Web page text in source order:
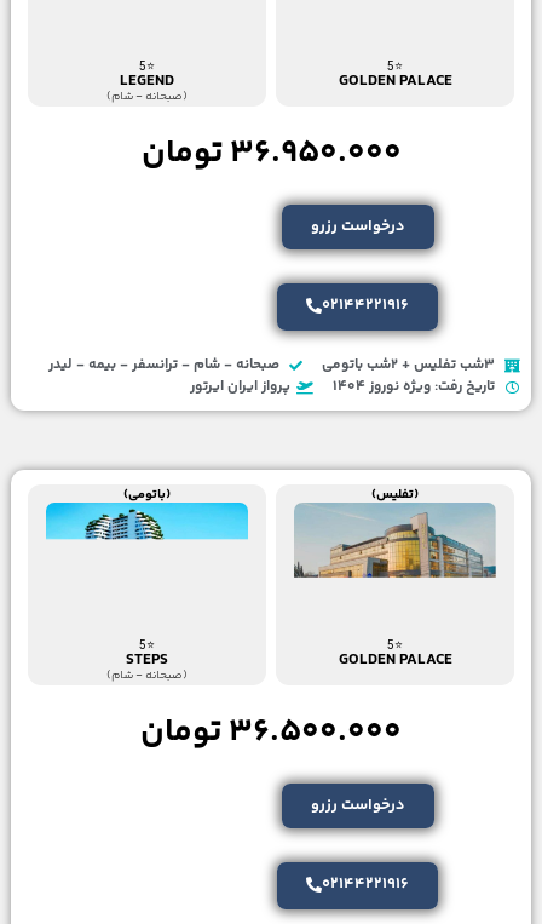
⭐5
GOLDEN PALACE
⭐5
LEGEND
(صبحانه - شام)
36.950.000 تومان
درخواست رزرو
02144221916
3شب تفلیس + 2شب باتومی
صبحانه - شام - ترانسفر - بیمه - لیدر
تاریخ رفت: ویژه نوروز 1404
پرواز ایران ایرتور
(تفلیس)
⭐5
GOLDEN PALACE
(باتومی)
⭐5
STEPS
(صبحانه - شام)
36.500.000 تومان
درخواست رزرو
02144221916